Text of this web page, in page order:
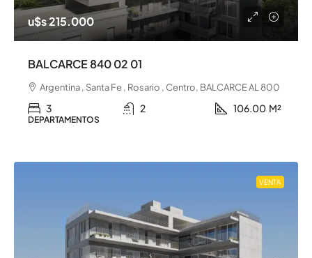
u$s 215.000
BALCARCE 840 02 01
Argentina , Santa Fe , Rosario , Centro, BALCARCE AL 800
3 2 106.00 M²
DEPARTAMENTOS
VENTA